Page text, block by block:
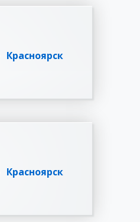
Красноярск
Красноярск